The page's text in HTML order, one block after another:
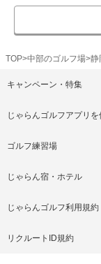
TOP 中部のゴルフ場 静
キャンペーン・特集
じゃらんゴルフアプリを
ゴルフ練習場
じゃらん宿・ホテル
じゃらんゴルフ利用規約
リクルートID規約